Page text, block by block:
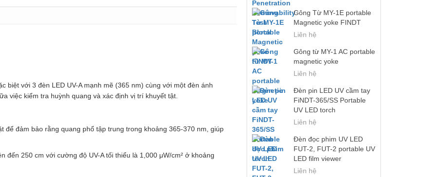
biệt với 3 đèn LED UV-A mạnh mẽ (365 nm) cùng với một đèn ánh
việc kiểm tra huỳnh quang và xác định vị trí khuyết tật.
để đảm bảo rằng quang phổ tập trung trong khoảng 365-370 nm, giúp
đến 250 cm với cường độ UV-A tối thiểu là 1,000 μW/cm² ở khoảng
Gông Từ MY-1E portable
Magnetic yoke FINDT
Liên hệ
Gông từ MY-1 AC portable
magnetic yoke
Liên hệ
Đèn pin LED UV cầm tay
FiNDT-365/SS Portable
UV LED torch
Liên hệ
Đèn đọc phim UV LED
FUT-2, FUT-2 portable UV
LED film viewer
Liên hệ